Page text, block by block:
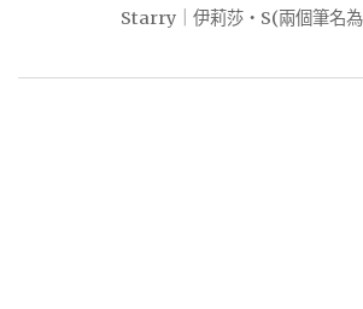
Starry｜伊莉莎・S(兩個筆名